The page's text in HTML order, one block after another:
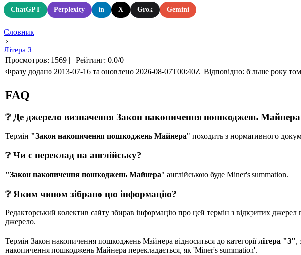
ChatGPT Perplexity in X Grok Gemini
Словник
›
Літера З
Просмотров: 1569 | | Рейтинг: 0.0/0
Фразу додано 2013-07-16 та оновлено 2026-08-07T00:40Z. Відповідно: більше року
FAQ
❔ Де джерело визначення Закон накопичення пошкоджень
Термін "Закон накопичення пошкоджень Майнера" походить з нормативного
❔ Чи є переклад на англійську?
"Закон накопичення пошкоджень Майнера" англійською буде Miner's summation.
❔ Яким чином зібрано цю інформацію?
Редакторський колектив сайту збирав інформацію про цей термін з відкритих джерел
джерело.
Термін Закон накопичення пошкоджень Майнера відноситься до категоріїлітера "З",
накопичення пошкоджень Майнера перекладається, як 'Miner's summation'.